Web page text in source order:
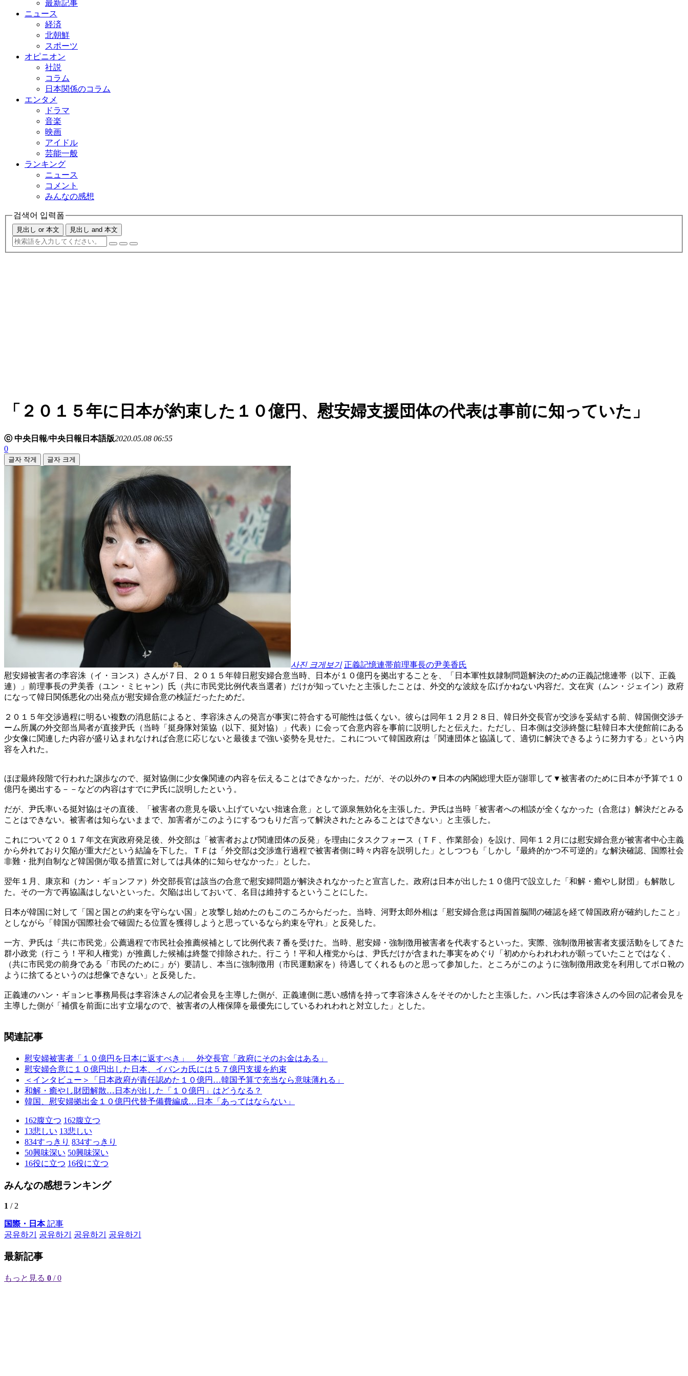
最新記事
ニュース
経済
北朝鮮
スポーツ
オピニオン
社説
コラム
日本関係のコラム
エンタメ
ドラマ
音楽
映画
アイドル
芸能一般
ランキング
ニュース
コメント
みんなの感想
검색어 입력폼
見出し or 本文 見出し and 本文
「２０１５年に日本が約束した１０億円、慰安婦支援団体の代表は事前に知っていた」
ⓒ 中央日報/中央日報日本語版2020.05.08 06:55
0
글자 작게 글자 크게
사진 크게보기 正義記憶連帯前理事長の尹美香氏
慰安婦被害者の李容洙（イ・ヨンス）さんが７日、２０１５年韓日慰安婦合意当時、日本が１０億円を拠出することを、「日本軍性奴隷制問題解決のための正義記憶連帯（以下、正義
連）」前理事長の尹美香（ユン・ミヒャン）氏（共に市民党比例代表当選者）だけが知っていたと主張したことは、外交的な波紋を広げかねない内容だ。文在寅（ムン・ジェイン）政府
になって韓日関係悪化の出発点が慰安婦合意の検証だったためだ。
２０１５年交渉過程に明るい複数の消息筋によると、李容洙さんの発言が事実に符合する可能性は低くない。彼らは同年１２月２８日、韓日外交長官が交渉を妥結する前、韓国側交渉チ
ーム所属の外交部当局者が直接尹氏（当時「挺身隊対策協（以下、挺対協）」代表）に会って合意内容を事前に説明したと伝えた。ただし、日本側は交渉終盤に駐韓日本大使館前にある
少女像に関連した内容が盛り込まれなければ合意に応じないと最後まで強い姿勢を見せた。これについて韓国政府は「関連団体と協議して、適切に解決できるように努力する」という内
容を入れた。
ほぼ最終段階で行われた譲歩なので、挺対協側に少女像関連の内容を伝えることはできなかった。だが、その以外の▼日本の内閣総理大臣が謝罪して▼被害者のために日本が予算で１０
億円を拠出する－－などの内容はすでに尹氏に説明したという。
だが、尹氏率いる挺対協はその直後、「被害者の意見を吸い上げていない拙速合意」として源泉無効化を主張した。尹氏は当時「被害者への相談が全くなかった（合意は）解決だとみる
ことはできない。被害者は知らないままで、加害者がこのようにするつもりだ言って解決されたとみることはできない」と主張した。
これについて２０１７年文在寅政府発足後、外交部は「被害者および関連団体の反発」を理由にタスクフォース（ＴＦ、作業部会）を設け、同年１２月には慰安婦合意が被害者中心主義
から外れており欠陥が重大だという結論を下した。ＴＦは「外交部は交渉進行過程で被害者側に時々内容を説明した」としつつも「しかし『最終的かつ不可逆的』な解決確認、国際社会
非難・批判自制など韓国側が取る措置に対しては具体的に知らせなかった」とした。
翌年１月、康京和（カン・ギョンファ）外交部長官は該当の合意で慰安婦問題が解決されなかったと宣言した。政府は日本が出した１０億円で設立した「和解・癒やし財団」も解散し
た。その一方で再協議はしないといった。欠陥は出しておいて、名目は維持するということにした。
日本が韓国に対して「国と国との約束を守らない国」と攻撃し始めたのもこのころからだった。当時、河野太郎外相は「慰安婦合意は両国首脳間の確認を経て韓国政府が確約したこと」
としながら「韓国が国際社会で確固たる位置を獲得しようと思っているなら約束を守れ」と反発した。
一方、尹氏は「共に市民党」公薦過程で市民社会推薦候補として比例代表７番を受けた。当時、慰安婦・強制徴用被害者を代表するといった。実際、強制徴用被害者支援活動をしてきた
群小政党（行こう！平和人権党）が推薦した候補は終盤で排除された。行こう！平和人権党からは、尹氏だけが含まれた事実をめぐり「初めからわれわれが願っていたことではなく、
（共に市民党の前身である「市民のために」が）要請し、本当に強制徴用（市民運動家を）待遇してくれるものと思って参加した。ところがこのように強制徴用政党を利用してボロ靴の
ように捨てるというのは想像できない」と反発した。
正義連のハン・ギョンヒ事務局長は李容洙さんの記者会見を主導した側が、正義連側に悪い感情を持って李容洙さんをそそのかしたと主張した。ハン氏は李容洙さんの今回の記者会見を
主導した側が「補償を前面に出す立場なので、被害者の人権保障を最優先にしているわれわれと対立した」とした。
関連記事
慰安婦被害者「１０億円を日本に返すべき」 外交長官「政府にそのお金はある」
慰安婦合意に１０億円出した日本、イバンカ氏には５７億円支援を約束
＜インタビュー＞「日本政府が責任認めた１０億円…韓国予算で充当なら意味薄れる」
和解・癒やし財団解散…日本が出した「１０億円」はどうなる？
韓国、慰安婦拠出金１０億円代替予備費編成…日本「あってはならない」
162腹立つ 162腹立つ
13悲しい 13悲しい
834すっきり 834すっきり
50興味深い 50興味深い
16役に立つ 16役に立つ
みんなの感想ランキング
1 / 2
国際・日本記事
공유하기
공유하기 공유하기 공유하기
最新記事
もっと見る 0 / 0